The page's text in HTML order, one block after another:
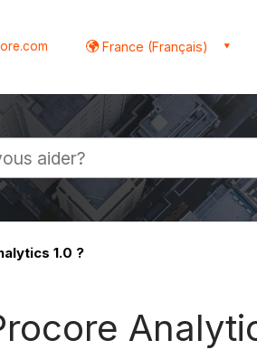
France (Français)
1.0 ?